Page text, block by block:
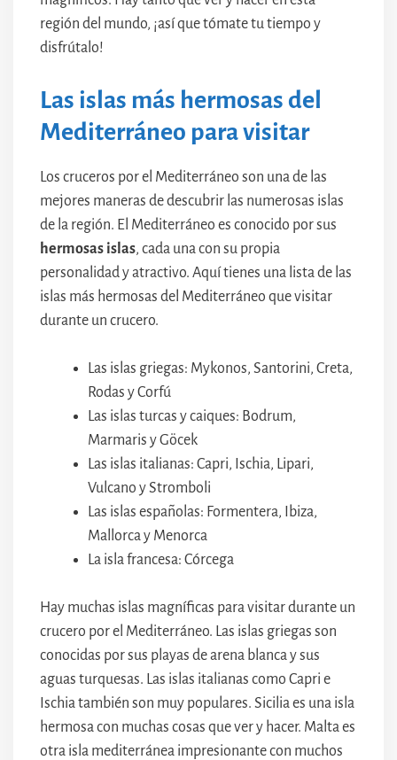
región del mundo, ¡así que tómate tu tiempo y
disfrútalo!
Las islas más hermosas del
Mediterráneo para visitar
Los cruceros por el Mediterráneo son una de las
mejores maneras de descubrir las numerosas islas
de la región. El Mediterráneo es conocido por sus
hermosas islas, cada una con su propia
personalidad y atractivo. Aquí tienes una lista de las
islas más hermosas del Mediterráneo que visitar
durante un crucero.
Las islas griegas: Mykonos, Santorini, Creta,
Rodas y Corfú
Las islas turcas y caiques: Bodrum,
Marmaris y Göcek
Las islas italianas: Capri, Ischia, Lipari,
Vulcano y Stromboli
Las islas españolas: Formentera, Ibiza,
Mallorca y Menorca
La isla francesa: Córcega
Hay muchas islas magníficas para visitar durante un
crucero por el Mediterráneo. Las islas griegas son
conocidas por sus playas de arena blanca y sus
aguas turquesas. Las islas italianas como Capri e
Ischia también son muy populares. Sicilia es una isla
hermosa con muchas cosas que ver y hacer. Malta es
otra isla mediterránea impresionante con muchos